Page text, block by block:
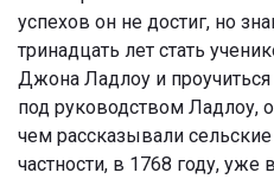
успехов он не достиг, но
тринадцать лет стать
Джона Ладлоу и проучиться
под руководством Ладлоу,
чем рассказывали
частности, в 1768 году, уже